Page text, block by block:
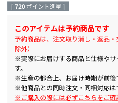
[ 720ポイント進呈 ]
このアイテムは予約商品です
予約商品は、注文取り消し・返品
除外）
※実際にお届けする商品と仕様や
す。
※生産の都合上、お届け時期が前後
※他商品との同時注文・同梱対応は
※ご購入の際には必ずこちらをご確